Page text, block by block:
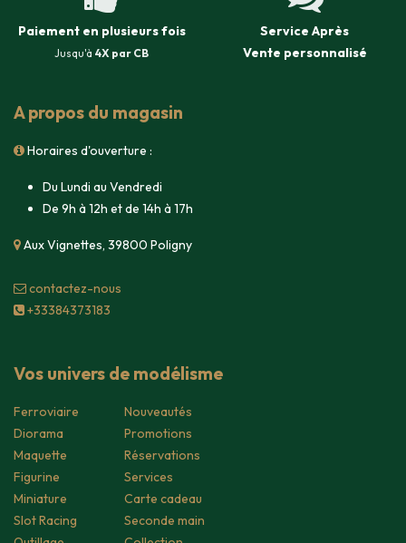
Paiement en plusieurs fois
Jusqu'à 4X par CB
Service Après
Vente personnalisé
A propos du magasin
Horaires d'ouverture :
Du Lundi au Vendredi
De 9h à 12h et de 14h à 17h
Aux Vignettes, 39800 Poligny
contacte​z-nous
+33384373183
Vos univers de modélisme
Ferroviaire
Diorama
Maquette
Figurine
Miniature
Slot Racing
Nouveautés
Promotions
Réservations
Services
Carte cadeau
Seconde main